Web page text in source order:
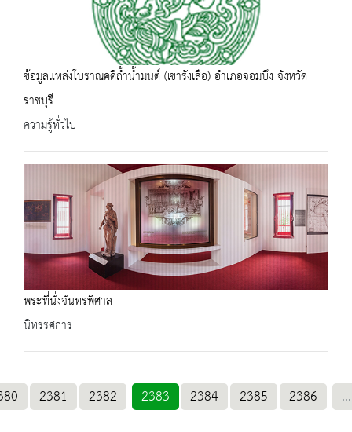
ข้อมูลแหล่งโบราณคดีถ้ำน้ำมนต์ (เขารังเสือ) อำเภอจอมบึง จังหวัด
ราชบุรี
ความรู้ทั่วไป
พระที่นั่งจันทรพิศาล
นิทรรศการ
2381 2382 2383 2384 2385 2386 ...